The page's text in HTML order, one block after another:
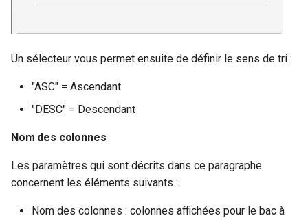
Un sélecteur vous permet ensuite de définir le sens de tri :
"ASC" = Ascendant
"DESC" = Descendant
Nom des colonnes
Les paramètres qui sont décrits dans ce paragraphe
concernent les éléments suivants :
Nom des colonnes : colonnes affichées pour le bac à